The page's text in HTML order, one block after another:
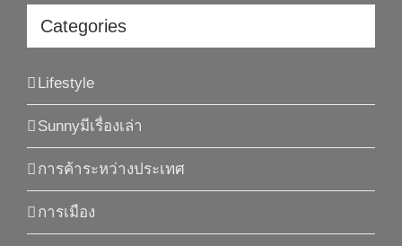
Categories
Lifestyle
Sunnyมีเรื่องเล่า
การค้าระหว่างประเทศ
การเมือง